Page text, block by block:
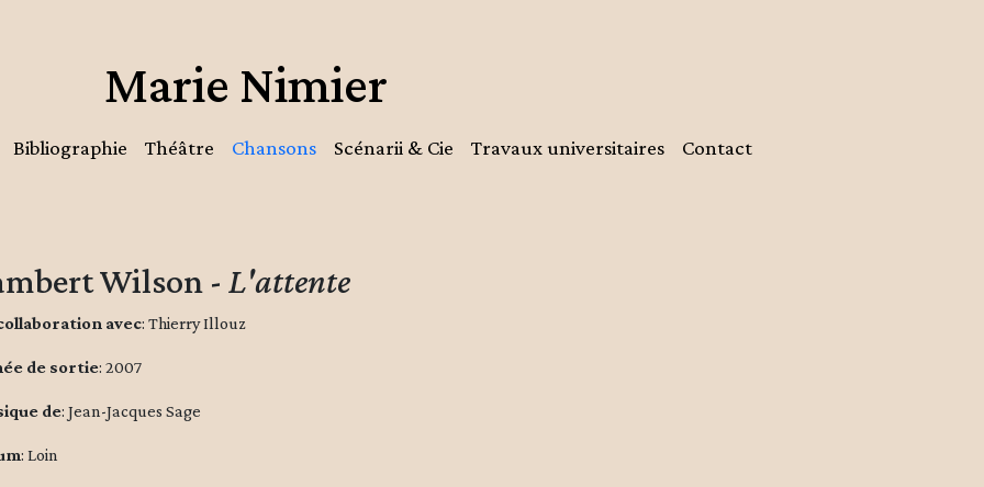
Marie Nimier
Bibliographie Théâtre Chansons Scénarii & Cie Travaux universitaires Contact
Wilson - L'attente
avec: Thierry Illouz
de sortie: 2007
de: Jean-Jacques Sage
: Loin